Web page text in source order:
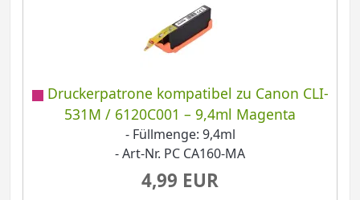
Druckerpatrone kompatibel zu Canon CLI-
531M / 6120C001 – 9,4ml Magenta
- Füllmenge: 9,4ml
- Art-Nr. PC CA160-MA
4,99 EUR